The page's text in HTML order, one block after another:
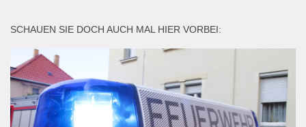
SCHAUEN SIE DOCH AUCH MAL HIER VORBEI: